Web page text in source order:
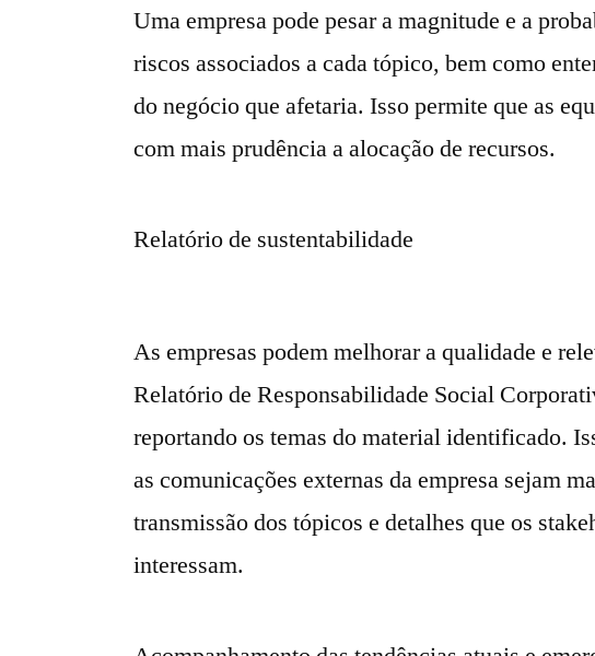
Uma empresa pode pesar a magnitude e a
riscos associados a cada tópico, bem como
do negócio que afetaria. Isso permite que as
com mais prudência a alocação de recursos.
Relatório de sustentabilidade
As empresas podem melhorar a qualidade e
Relatório de Responsabilidade Social
reportando os temas do material identificado.
as comunicações externas da empresa sejam
transmissão dos tópicos e detalhes que os
interessam.